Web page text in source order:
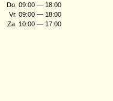
Do. 09:00 — 18:00
Vr. 09:00 — 18:00
Za. 10:00 — 17:00